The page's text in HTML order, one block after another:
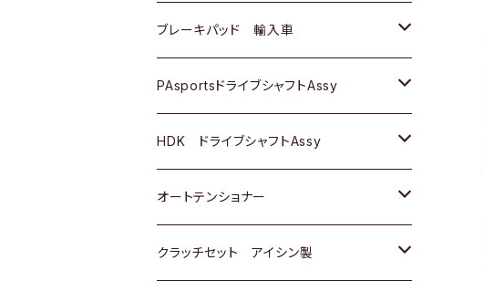
三菱
スバル
ＢＥＮＺ
三菱
スバル
マツダ
三菱
スバル
ダイハツ
マツダ
三菱
スバル
日産
ダイハツ
マツダ
三菱
スバル
日産
ダイハツ
マツダ
三菱
スバル
ホンダ
スズキ
日産
いすゞ
ダイハツ
ＡＵＤＩ
ＢＥＮＺ
ＢＭＷ
GOLF
ＷＡＧＥＮ
ブレーキパッド 輸入車
ＢＥＮＺ
ＢＭＷ
ＷＡＧＥＮ
ＶＯＬＶＯ
PAsportsドライブシャフトAssy
トヨタ
ホンダ
スズキ
HDK ドライブシャフトAssy
スズキ
ダイハツ
オートテンショナー
トヨタ
クラッチセット アイシン製